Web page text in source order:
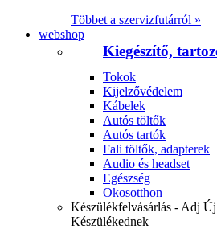
Többet a szervizfutárról »
webshop
Kiegészítő,
Tokok
Kijelzővédelem
Kábelek
Autós töltők
Autós tartók
Fali töltők, adapterek
Audio és headset
Egészség
Okosotthon
Készülékfelvásárlás - Adj
Készülékednek